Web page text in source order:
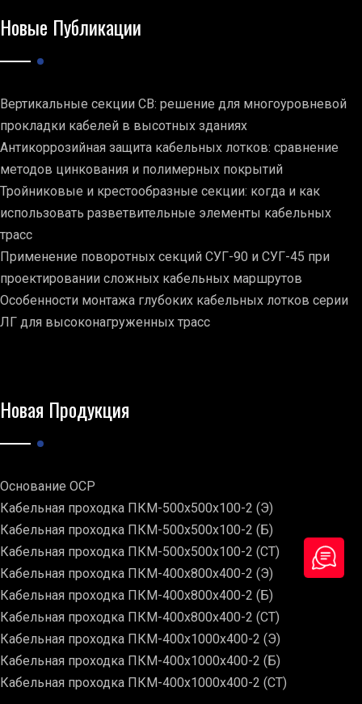
Новые Публикации
Вертикальные секции СВ: решение для многоуровневой
прокладки кабелей в высотных зданиях
Антикоррозийная защита кабельных лотков: сравнение
методов цинкования и полимерных покрытий
Тройниковые и крестообразные секции: когда и как
использовать разветвительные элементы кабельных
трасс
Применение поворотных секций СУГ-90 и СУГ-45 при
проектировании сложных кабельных маршрутов
Особенности монтажа глубоких кабельных лотков серии
ЛГ для высоконагруженных трасс
Новая Продукция
Основание ОСР
Кабельная проходка ПКМ-500х500х100-2 (Э)
Кабельная проходка ПКМ-500х500х100-2 (Б)
Кабельная проходка ПКМ-500х500х100-2 (СТ)
Кабельная проходка ПКМ-400х800х400-2 (Э)
Кабельная проходка ПКМ-400х800х400-2 (Б)
Кабельная проходка ПКМ-400х800х400-2 (СТ)
Кабельная проходка ПКМ-400х1000х400-2 (Э)
Кабельная проходка ПКМ-400х1000х400-2 (Б)
Кабельная проходка ПКМ-400х1000х400-2 (СТ)